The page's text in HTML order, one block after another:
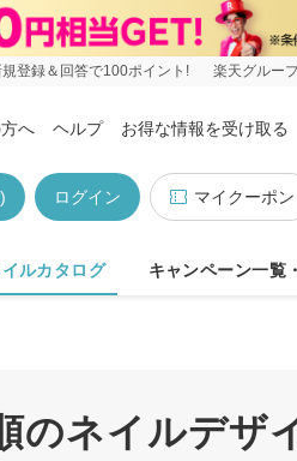
規登録＆回答で100ポイント! 楽天グルー
へ ヘルプ お得な情報を受け取る
マイクーポン
ログイン
ルカタログ キャンペーン一覧
のネイルデザ